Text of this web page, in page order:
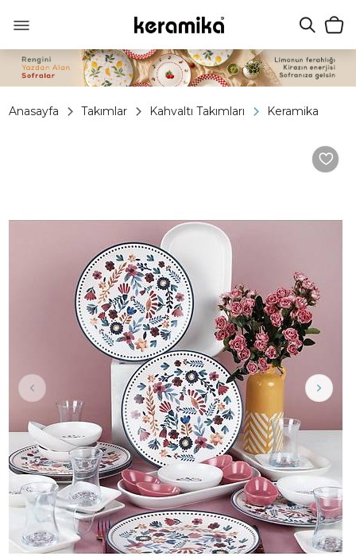
Anasayfa Takımlar Kahvaltı Takımları Keramika